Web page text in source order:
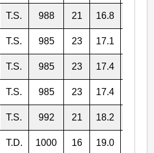
T.S. 988 21 16.8
T.S. 985 23 17.1
T.S. 985 23 17.4
T.S. 985 23 17.4
T.S. 992 21 18.2
T.D. 1000 16 19.0